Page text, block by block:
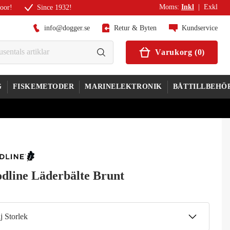
Since 1932! Moms: Inkl Exkl
info@dogger.se Retur & Byten Kundservice
Varukorg (0)
FISKEMETODER MARINELEKTRONIK
Läderbälte Brunt
Storlek